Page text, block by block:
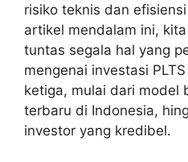
risiko teknis dan
artikel mendalam ini,
tuntas segala hal yang
mengenai investasi
ketiga, mulai dari model
terbaru di Indonesia,
investor yang kredibel.